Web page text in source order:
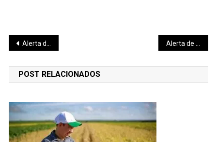
Navegação
de
Post
Alerta de leptospirose em Ipatinga
POST RELACIONADOS